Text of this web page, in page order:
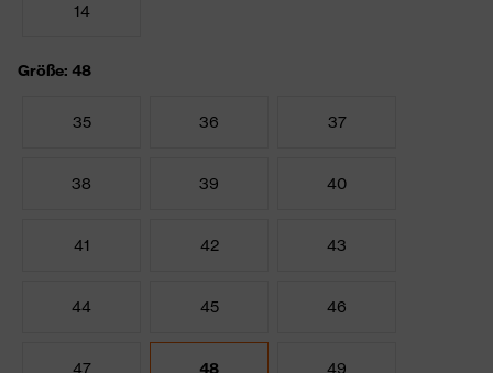
14
Größe: 48
35 36 37
38 39 40
41 42 43
44 45 46
47 48 49